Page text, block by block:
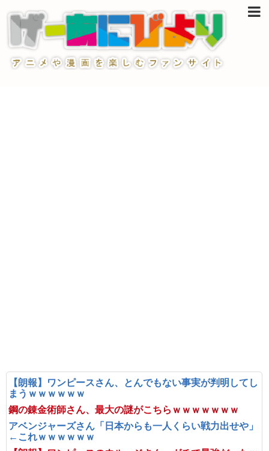
【朗報】ワンピースさん、とんでもない事実が判明してし
まうｗｗｗｗｗｗ
鋼の錬金術師さん、最大の謎がこちらｗｗｗｗｗｗｗ
アベンジャーズさん「日本からも一人くらい戦力出せや」
←これｗｗｗｗｗｗ